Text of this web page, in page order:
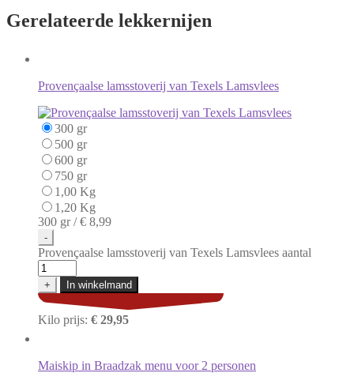
Gerelateerde lekkernijen
Provençaalse lamsstoverij van Texels Lamsvlees
300 gr
500 gr
600 gr
750 gr
1,00 Kg
1,20 Kg
300 gr /€ 8,99
-
Provençaalse lamsstoverij van Texels Lamsvlees aantal
+ In winkelmand
Kilo prijs: € 29,95
Maiskip in Braadzak menu voor 2 personen